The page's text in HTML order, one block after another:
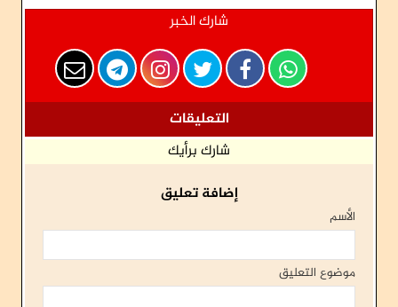
شارك الخبر
التعليقات
شارك برأيك
إضافة تعليق
الأسم
موضوع التعليق